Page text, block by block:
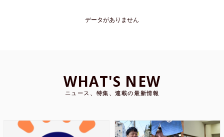
データがありません
WHAT'S NEW
ニュース、特集、連載の最新情報